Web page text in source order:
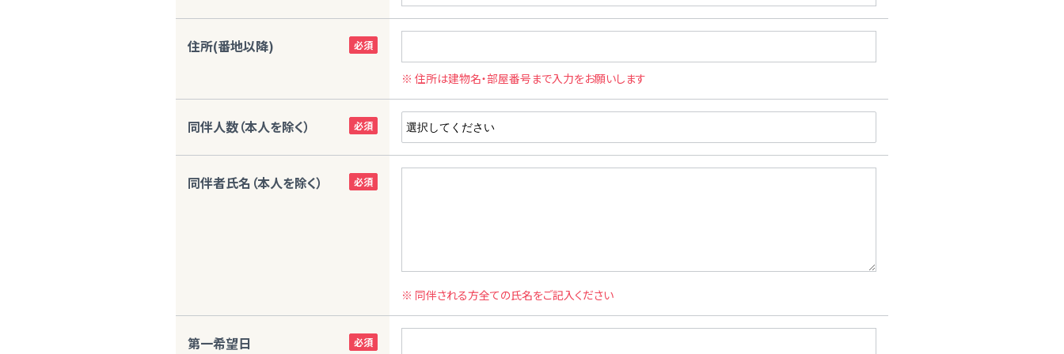
住所(番地以降)
※ 住所は建物名・部屋番号まで入力をお願いします
同伴人数（本人を除く）
同伴者氏名（本人を除く）
※ 同伴される方全ての氏名をご記入ください
第一希望日